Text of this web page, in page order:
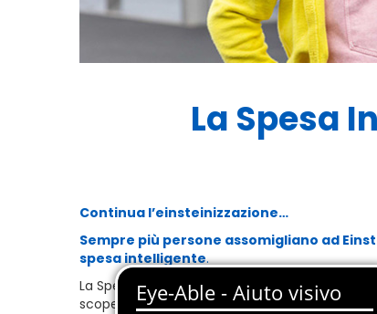
La Spesa
Continua l’einsteinizzazione…
Sempre più persone assomigliano ad
spesa intelligente.
La Spesa Intelligente è per gli Einstein di tutti i
scoperto la formula per sommare risparmio e